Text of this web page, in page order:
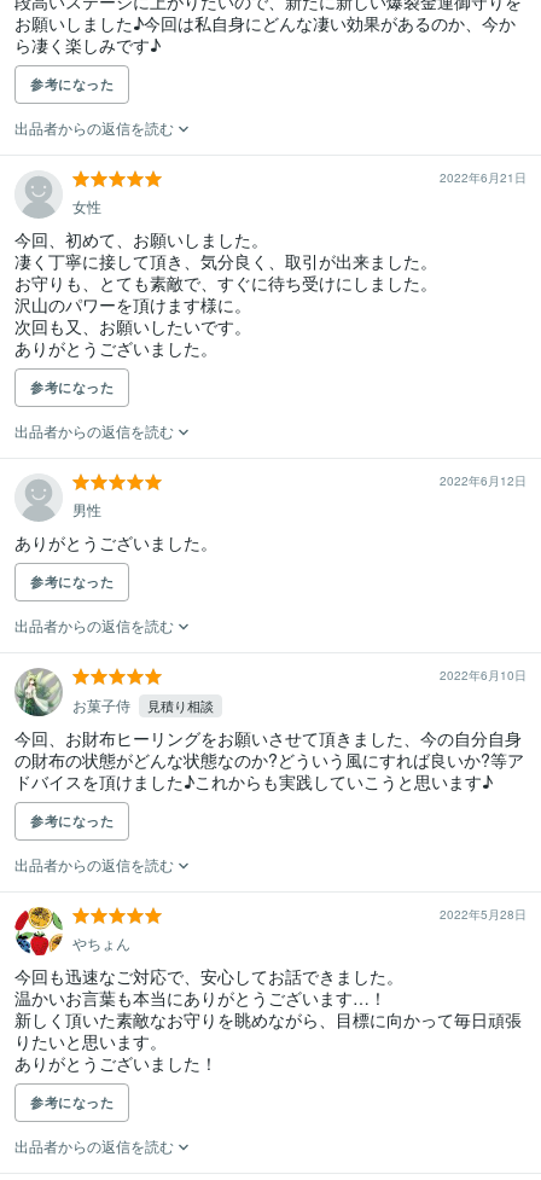
お願いしました♪今回は私自身にどんな凄い効果があるのか、今か
ら凄く楽しみです♪
参考になった
出品者からの返信を読む
2022年6月21日
女性
今回、初めて、お願いしました。
凄く丁寧に接して頂き、気分良く、取引が出来ました。
お守りも、とても素敵で、すぐに待ち受けにしました。
沢山のパワーを頂けます様に。
次回も又、お願いしたいです。
参考になった
出品者からの返信を読む
2022年6月12日
男性
ありがとうございました。
参考になった
出品者からの返信を読む
2022年6月10日
お菓子侍 見積り相談
今回、お財布ヒーリングをお願いさせて頂きました、今の自分自身
の財布の状態がどんな状態なのか?どういう風にすれば良いか?等ア
ドバイスを頂けました♪これからも実践していこうと思います♪
参考になった
出品者からの返信を読む
2022年5月28日
やちょん
今回も迅速なご対応で、安心してお話できました。
温かいお言葉も本当にありがとうございます…！
新しく頂いた素敵なお守りを眺めながら、目標に向かって毎日頑張
りたいと思います。
ありがとうございました！
参考になった
出品者からの返信を読む